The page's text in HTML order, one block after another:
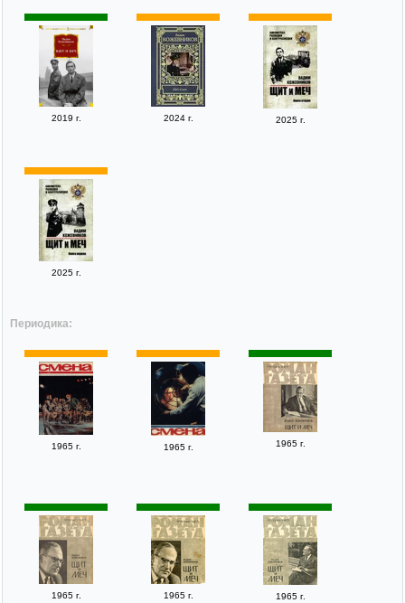
2019 г. 2024 г. 2025 г.
2025 г.
Периодика:
1965 г. 1965 г. 1965 г.
1965 г. 1965 г. 1965 г.